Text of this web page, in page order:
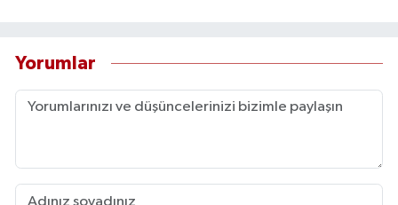
Yorumlar